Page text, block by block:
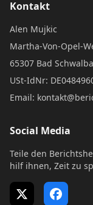
Kontakt
Alen Mujkic
Martha-Von-Opel-
65307 Bad
USt-IdNr:
Email:
Social Media
Teile den
hilf ihnen, Zeit zu
X (Twitter)Facebook